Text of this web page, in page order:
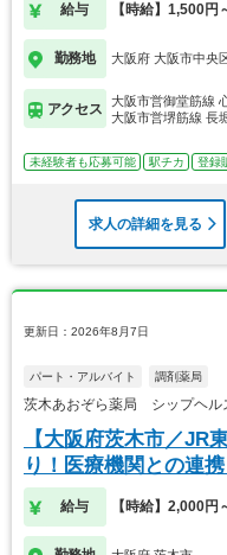
給与 【時給】1,500円
勤務地 大阪府 大阪市中央
アクセス
大阪市営御堂筋線
大阪市営堺筋線 長
未経験者も応募可能 駅チカ 登録
求人の詳細を見る
更新日：2026年8月7日
パート・アルバイト 調剤薬局
茨木あおぞら薬局 シップヘル
【大阪府茨木市／JR
り！医療機関との連
す。
給与 【時給】2,000円